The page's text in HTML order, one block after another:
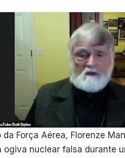
da Força Aérea, Florenze
nuclear falsa durante